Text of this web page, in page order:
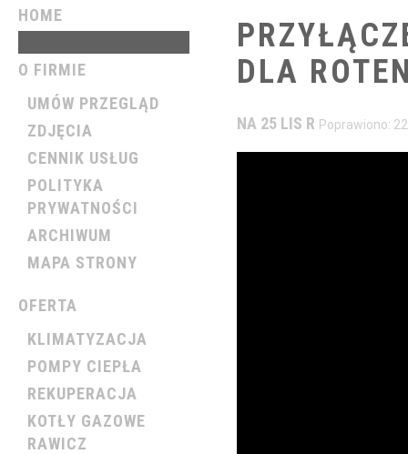
HOME
O FIRMIE
UMÓW PRZEGLĄD
ZDJĘCIA
CENNIK USŁUG
POLITYKA
PRYWATNOŚCI
ARCHIWUM
MAPA STRONY
OFERTA
KLIMATYZACJA
POMPY CIEPŁA
REKUPERACJA
KOTŁY GAZOWE
RAWICZ
DLA
NA 25 LIS R Poprawiono: